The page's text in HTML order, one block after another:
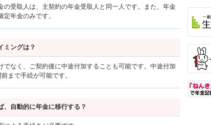
の受取人は、主契約の年金受取人と同一人です。また、年金
年金のみです。
ミングは？
でなく、ご契約後に中途付加することも可能です。中途付加
まで手続が可能です。
自動的に年金に移行する？